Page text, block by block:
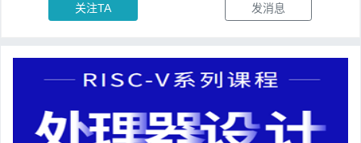
关注TA 发消息